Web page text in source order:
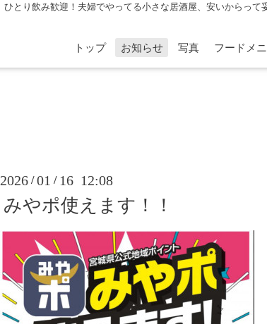
ひとり飲み歓迎！夫婦でやってる小さな居酒屋、安いからっ
トップ お知らせ 写真 フードメ
2026 /01 / 16 12:08
みやポ使えます！！